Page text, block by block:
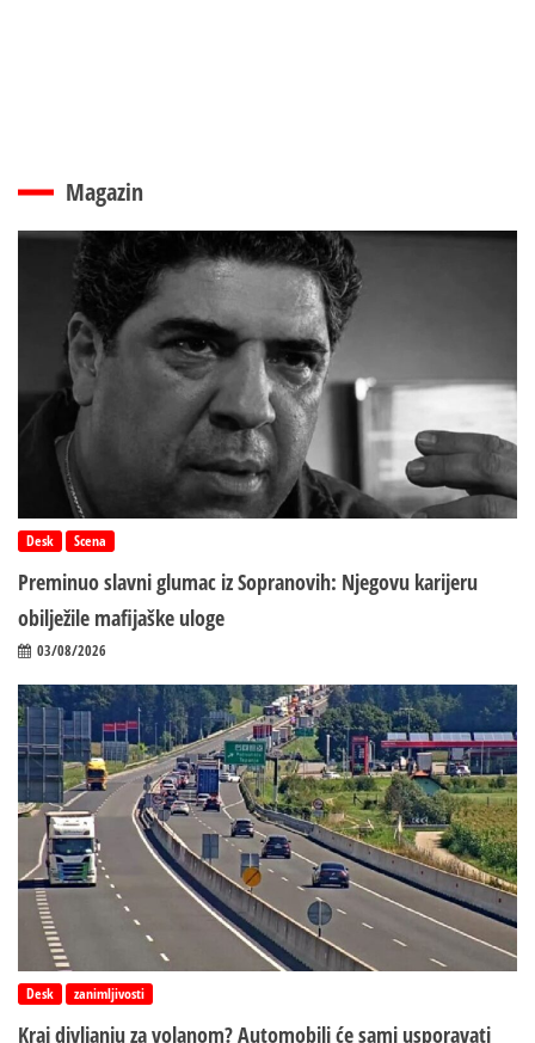
Magazin
Desk Scena
Preminuo slavni glumac iz Sopranovih: Njegovu karijeru
obilježile mafijaške uloge
03/08/2026
Desk zanimljivosti
Kraj divljanju za volanom? Automobili će sami usporavati